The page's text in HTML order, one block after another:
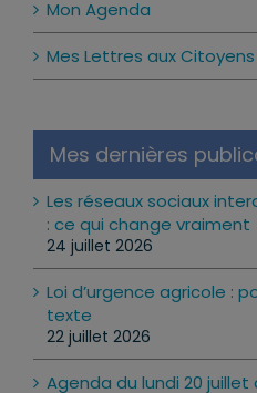
Mon Agenda
Mes Lettres aux Citoyens
Mes dernières
Les réseaux sociaux
: ce qui change vraiment
24 juillet 2026
Loi d’urgence agricole :
texte
22 juillet 2026